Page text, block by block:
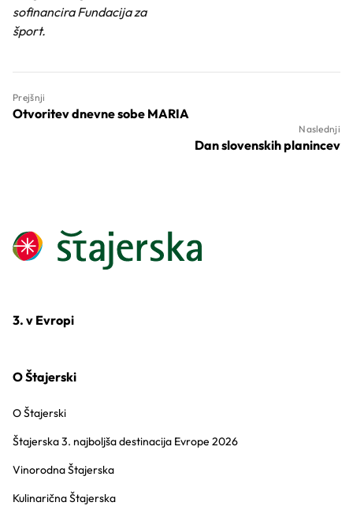
sofinancira Fundacija za
šport.
Prejšnji
Otvoritev dnevne sobe MARIA
Naslednji
Dan slovenskih planincev
3. v Evropi
O Štajerski
O Štajerski
Štajerska 3. najboljša destinacija Evrope 2026
Vinorodna Štajerska
Kulinarična Štajerska